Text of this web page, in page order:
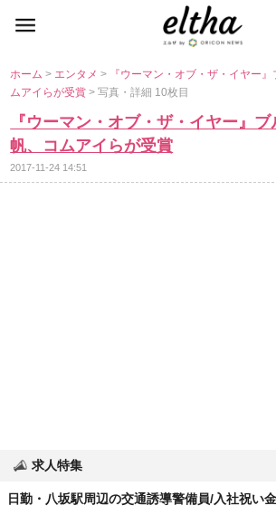
ホーム> エンタメ>
『ウーマン・オブ・ザ・イヤー
ムアイらが受賞> 写真・詳細 10枚目
『ウーマン・オブ・ザ・イヤー』
帆、コムアイらが受賞
2017-11-24 14:51
求人特集
日勤・八坂駅周辺の交通誘導警備員/入社祝い